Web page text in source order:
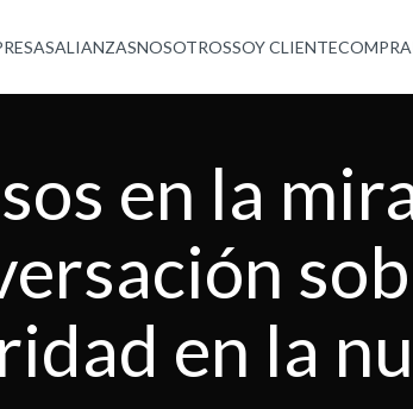
ALIANZASNOSOTROSSOY CLIENTE
en la
en la